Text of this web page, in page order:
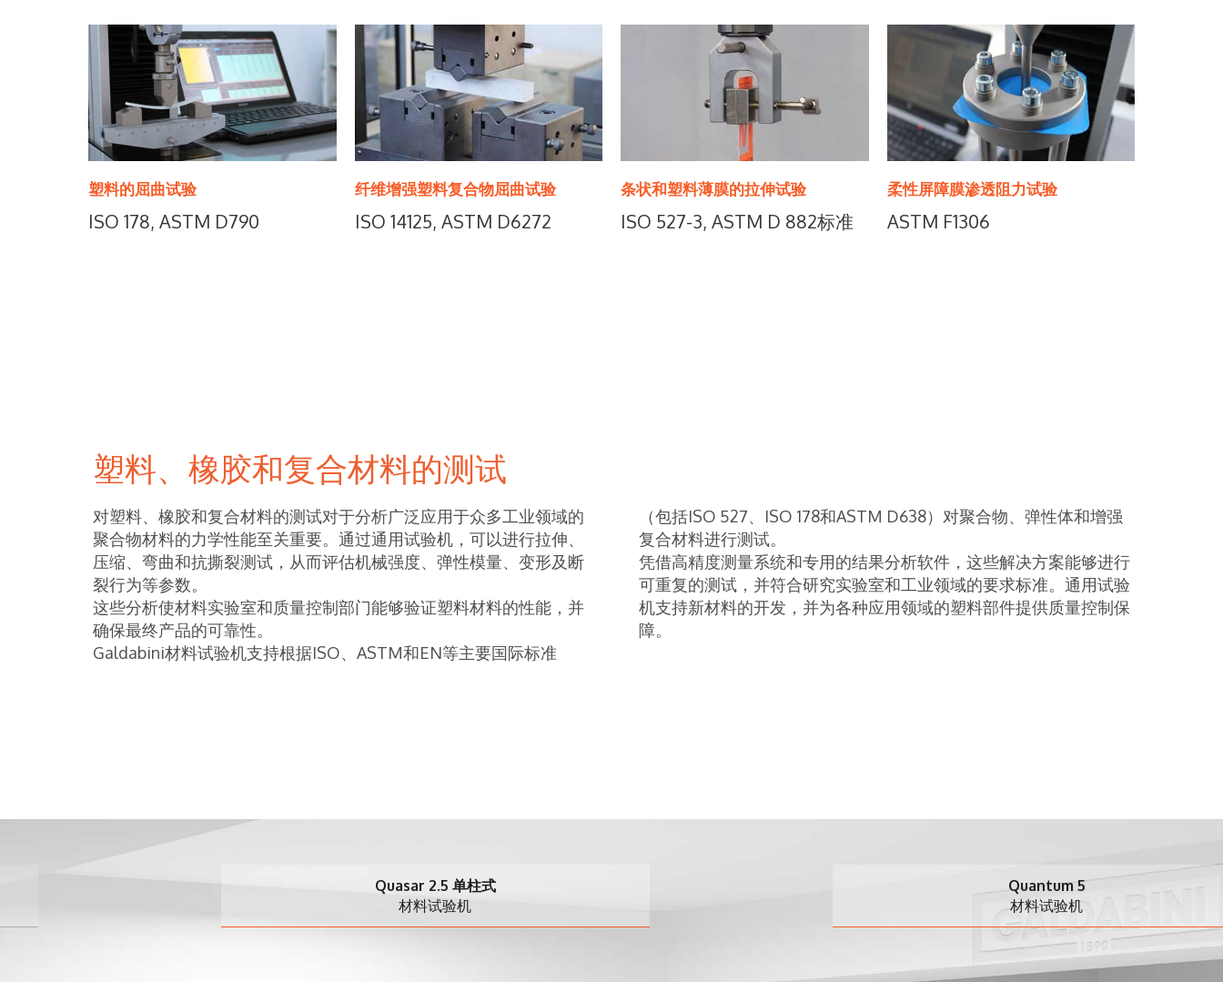
塑料的屈曲试验
ISO 178, ASTM D790
纤维增强塑料复合物屈曲试验
ISO 14125, ASTM D6272
条状和塑料薄膜的拉伸试验
ISO 527-3, ASTM D 882标准
柔性屏障膜渗透阻力试验
ASTM F1306
塑料、橡胶和复合材料的测试
对塑料、橡胶和复合材料的测试对于分析广泛应用于众多工业领域的
聚合物材料的力学性能至关重要。通过通用试验机，可以进行拉伸、
压缩、弯曲和抗撕裂测试，从而评估机械强度、弹性模量、变形及断
裂行为等参数。
这些分析使材料实验室和质量控制部门能够验证塑料材料的性能，并
确保最终产品的可靠性。
Galdabini材料试验机支持根据ISO、ASTM和EN等主要国际标准
（包括ISO 527、ISO 178和ASTM D638）对聚合物、弹性体和增强
复合材料进行测试。
凭借高精度测量系统和专用的结果分析软件，这些解决方案能够进行
可重复的测试，并符合研究实验室和工业领域的要求标准。通用试验
机支持新材料的开发，并为各种应用领域的塑料部件提供质量控制保
障。